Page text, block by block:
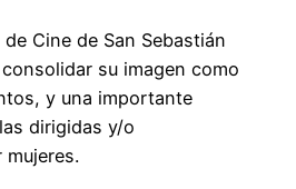
Cine de San Sebastián
su imagen como
y una importante
dirigidas y/o